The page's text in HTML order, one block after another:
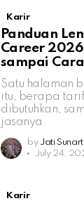
Karir
Panduan
Career
sampai
Satu halaman
itu, berapa
dibutuhkan,
jasanya.
by Jati
July 24,
Karir